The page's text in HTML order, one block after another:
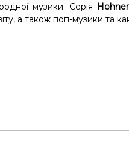
музики. Серія
а також поп-музики та